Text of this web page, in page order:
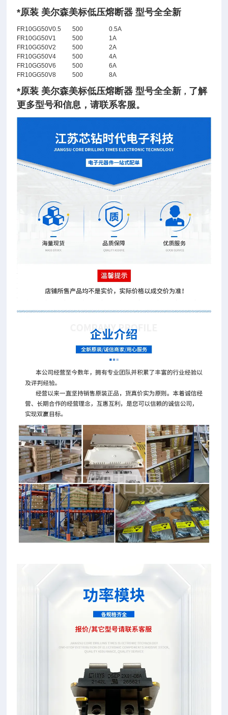
*原装 美尔森美标低压熔断器 型号全全新
FR10GG50V0.5 500
0.5A
FR10GG50V1
500
1A
FR10GG50V2
500
2A
FR10GG50V4
500
4A
FR10GG50V6
500
6A
FR10GG50V8
500 8A
*原装 美尔森美标低压熔断器 型号全全新 ， 了解
更多型号和信息，请联系客服。